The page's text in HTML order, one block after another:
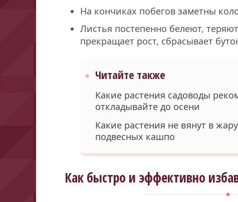
На кончиках побегов заметны
Листья постепенно белеют,
прекращает рост, сбрасывает
Читайте также
Какие растения садоводы
откладывайте до осени
Какие растения не вянут в
подвесных кашпо
Как быстро и эффективно